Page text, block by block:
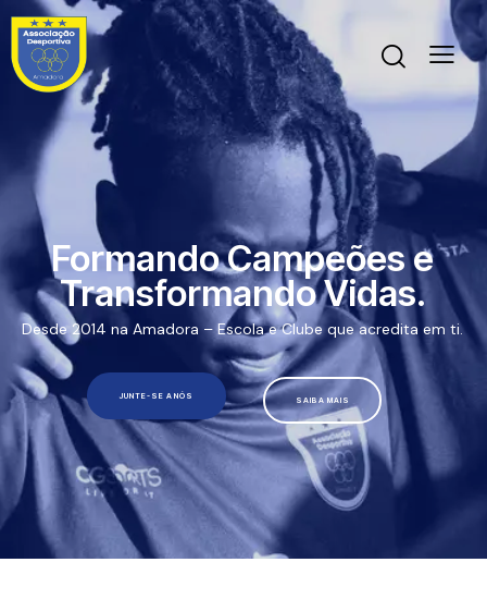
SAIBA MAIS
JUNTE-SE A NÓS
Desde 2014 na Amadora – Escola e Clube que acredita em ti.
Formando Campeões e
Transformando Vidas.